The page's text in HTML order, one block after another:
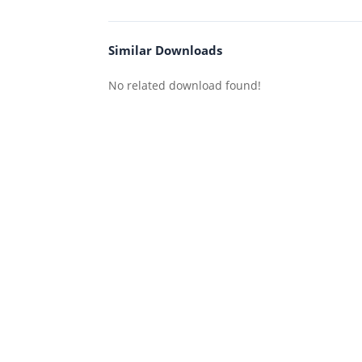
Similar Downloads
No related download found!